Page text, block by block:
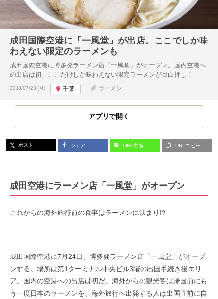
成田国際空港に「一風堂」が出店。ここでしか味
わえない限定のラーメンも
成田国際空港に博多発ラーメン店「一風堂」がオープン。国内空港へ
の出店は初。ここだけしか味わえない限定ラーメンが目白押し！
投稿日:
2018/07/23 (月) 千葉 ラーメン
アプリで開く
ポスト シェア LINE共有 URLコピー
成田空港にラーメン店「一風堂」がオープン
これからの海外旅行前の食事はラーメンに決まり!?
成田国際空港に7月24日、博多発ラーメン店「一風堂」がオープ
ンする。場所は第1ターミナル中央ビル3階の出国手続き後エリ
ア。国内の空港への出店は初だ。海外からの観光客は帰国前にも
う一度日本のラーメンを、海外旅行へ出発する人は出国直前に自